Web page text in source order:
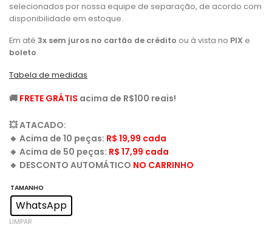
selecionados por nossa equipe de separação, de acordo com
disponibilidade em estoque.
Em até 3x sem juros no cartão de crédito ou à vista no PIX e
boleto.
Tabela de medidas
🚚 FRETE GRÁTIS acima de R$100 reais!
💥ATACADO:
🔸 Acima de 10 peças: R$ 19,99 cada
🔸 Acima de 50 peças: R$ 17,99 cada
🔸 DESCONTO AUTOMÁTICO NO CARRINHO
TAMANHO
WhatsApp
LIMPAR